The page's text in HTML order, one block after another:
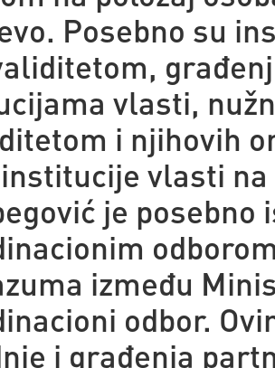
Posebno su
vlasti,
i njihovih
vlasti
je
između
odbor.
i građenja